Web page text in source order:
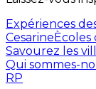
Expériences
CesarineÈcoles
Savourez les
Qui sommes-
RP